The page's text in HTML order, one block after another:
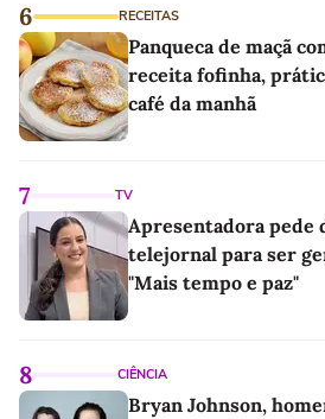
6 RECEITAS
Panqueca de maçã
receita fofinha,
café da manhã
7 TV
Apresentadora pede
telejornal para ser
"Mais tempo e paz"
8 CIÊNCIA
Bryan Johnson,